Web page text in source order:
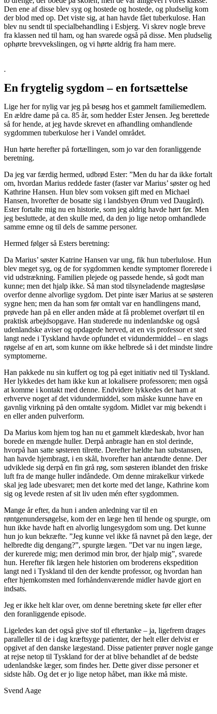
Den ene af disse blev syg og hostede og hostede, og pludselig kom
der blod med op. Det viste sig, at han havde fået tuberkulose. Han
blev nu sendt til specialbehandling i Esbjerg. Vi skrev nogle breve
fra klassen ned til ham, og han svarede også på disse. Men pludselig
ophørte brevvekslingen, og vi hørte aldrig fra ham mere.
.
En frygtelig sygdom – en fortsættelse
Lige her for nylig var jeg på besøg hos et gammelt familiemedlem.
En ældre dame på ca. 85 år, som hedder Ester Jensen. Jeg berettede
så for hende, at jeg havde skrevet en afhandling omhandlende
sygdommen tuberkulose her i Vandel området.
Hun hørte herefter på fortællingen, som jo var den foranliggende
beretning.
Da jeg var færdig hermed, udbrød Ester: ”Men du har da ikke fortalt
om, hvordan Marius reddede faster (faster var Marius’ søster og hed
Kathrine Hansen. Hun blev som voksen gift med en Michael
Hansen, hvorefter de bosatte sig i landsbyen Ørum ved Daugård).
Ester fortalte mig nu en historie, som jeg aldrig havde hørt før. Men
jeg besluttede, at den skulle med, da den jo lige netop omhandlede
samme emne og til dels de samme personer.
Hermed følger så Esters beretning:
Da Marius’ søster Katrine Hansen var ung, fik hun tuberlulose. Hun
blev meget syg, og de for sygdommen kendte symptomer florerede i
vid udstrækning. Familien plejede og passede hende, så godt man
kunne; men det hjalp ikke. Så man stod tilsyneladende magtesløse
overfor denne alvorlige sygdom. Det pinte især Marius at se søsteren
sygne hen; men da han som før omtalt var en handlingens mand,
prøvede han på en eller anden måde at få problemet overført til en
praktisk arbejdsopgave. Han studerede nu indenlandske og også
udenlandske aviser og opdagede herved, at en vis professor et sted
langt nede i Tyskland havde opfundet et vidundermiddel – en slags
røgelse af en art, som kunne om ikke helbrede så i det mindste lindre
symptomerne.
Han pakkede nu sin kuffert og tog på eget initiativ ned til Tyskland.
Her lykkedes det ham ikke kun at lokalisere professoren; men også
at komme i kontakt med denne. Endvidere lykkedes det ham at
erhverve noget af det vidundermiddel, som måske kunne have en
gavnlig virkning på den omtalte sygdom. Midlet var mig bekendt i
en eller anden pulverform.
Da Marius kom hjem tog han nu et gammelt klædeskab, hvor han
borede en mængde huller. Derpå anbragte han en stol derinde,
hvorpå han satte søsteren tilrette. Derefter hældte han substansen,
han havde hjembragt, i en skål, hvorefter han antændte denne. Der
udviklede sig derpå en fin grå røg, som søsteren iblandet den friske
luft fra de mange huller indåndede. Om denne mirakelkur virkede
skal jeg lade ubesvaret; men det korte med det lange, Kathrine kom
sig og levede resten af sit liv uden mén efter sygdommen.
Mange år efter, da hun i anden anledning var til en
røntgenundersøgelse, kom der en læge hen til hende og spurgte, om
hun ikke havde haft en alvorlig lungesygdom som ung. Det kunne
hun jo kun bekræfte. ”Jeg kunne vel ikke få navnet på den læge, der
helbredte dig dengang?”, spurgte lægen. ”Det var nu ingen læge,
der kurerede mig; men derimod min bror, der hjalp mig”, svarede
hun. Herefter fik lægen hele historien om broderens ekspedition
langt ned i Tyskland til den der kendte professor, og hvordan han
efter hjemkomsten med forhåndenværende midler havde gjort en
indsats.
Jeg er ikke helt klar over, om denne beretning skete før eller efter
den foranliggende episode.
Ligeledes kan det også give stof til eftertanke – ja, ligefrem drages
paralleller til de i dag kræftsyge patienter, der helt eller delvist er
opgivet af den danske lægestand. Disse patienter prøver nogle gange
at rejse netop til Tyskland for der at blive behandlet af de bedste
udenlandske læger, som findes her. Dette giver disse personer et
sidste håb. Og det er jo lige netop håbet, man ikke må miste.
Svend Aage